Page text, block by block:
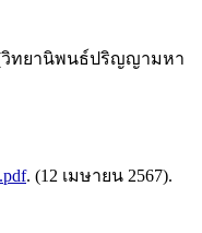
(วิทยานิพนธ์ปริญญามหา
. (12 เมษายน 2567).